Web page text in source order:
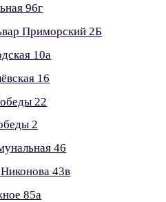
96г
Приморский 2Б
10а
16
22
2
46
43в
85а